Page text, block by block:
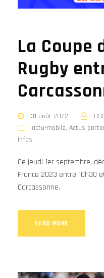
La Coupe
Rugby
31 août 2022
actu-mobile, Actus
infos
Ce jeudi 1er septembre,
France 2023 entre 10h30
Carcassonne.
READ MORE